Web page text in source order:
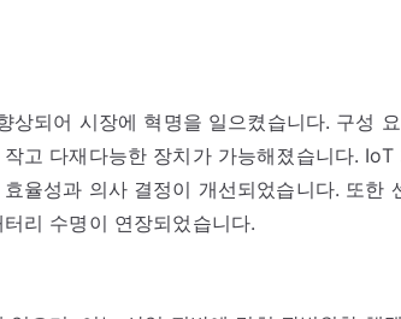
되어 시장에 혁명을 일으켰습니다. 구성
고 다재다능한 장치가 가능해졌습니다. IoT
율성과 의사 결정이 개선되었습니다. 또한
리 수명이 연장되었습니다.